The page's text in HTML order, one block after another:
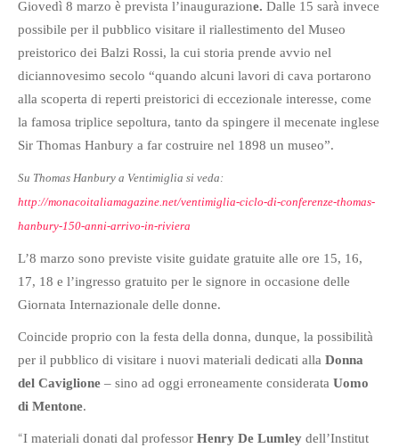
Giovedì 8 marzo è prevista l’inaugurazione. Dalle 15 sarà invece
possibile per il pubblico visitare il riallestimento del Museo
preistorico dei Balzi Rossi, la cui storia prende avvio nel
diciannovesimo secolo “quando alcuni lavori di cava portarono
alla scoperta di reperti preistorici di eccezionale interesse, come
la famosa triplice sepoltura, tanto da spingere il mecenate inglese
Sir Thomas Hanbury a far costruire nel 1898 un museo”.
Su Thomas Hanbury a Ventimiglia si veda:
http://monacoitaliamagazine.net/ventimiglia-ciclo-di-conferenze-thomas-
hanbury-150-anni-arrivo-in-riviera
L’8 marzo sono previste visite guidate gratuite alle ore 15, 16,
17, 18 e l’ingresso gratuito per le signore in occasione delle
Giornata Internazionale delle donne.
Coincide proprio con la festa della donna, dunque, la possibilità
per il pubblico di visitare i nuovi materiali dedicati alla Donna
del Caviglione – sino ad oggi erroneamente considerata Uomo
di Mentone.
“I materiali donati dal professor Henry De Lumley dell’Institut